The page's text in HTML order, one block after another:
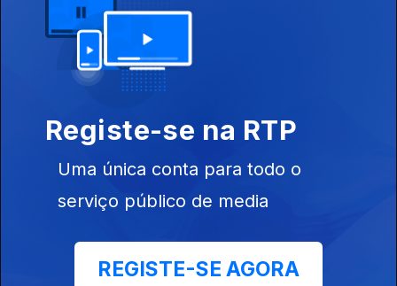
12 abr. 2024
11 abr. 2024
O escritor Germano Almeida
Registe-se na RTP
Uma única conta para todo o
serviço público de media
REGISTE-SE AGORA